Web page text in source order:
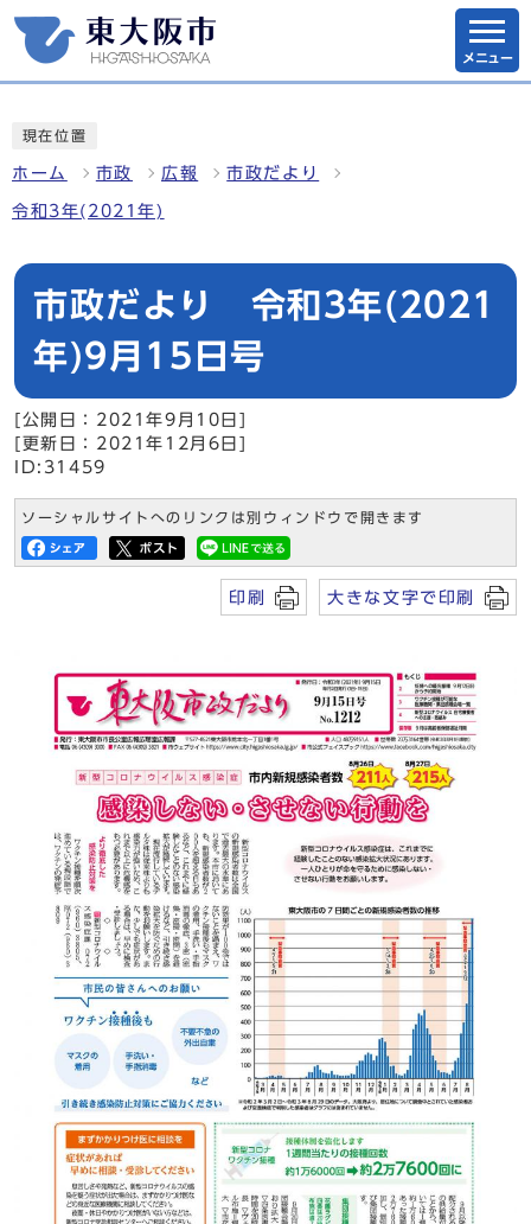
メニュー
現在位置
ホーム 市政 広報 市政だより
令和3年(2021年)
市政だより 令和3年(2021
年)9月15日号
[公開日：2021年9月10日]
[更新日：2021年12月6日]
ID:31459
ソーシャルサイトへのリンクは別ウィンドウで開きます
印刷 大きな文字で印刷